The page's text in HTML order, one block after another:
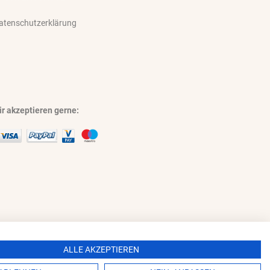
akzeptieren gerne:
ALLE AKZEPTIEREN